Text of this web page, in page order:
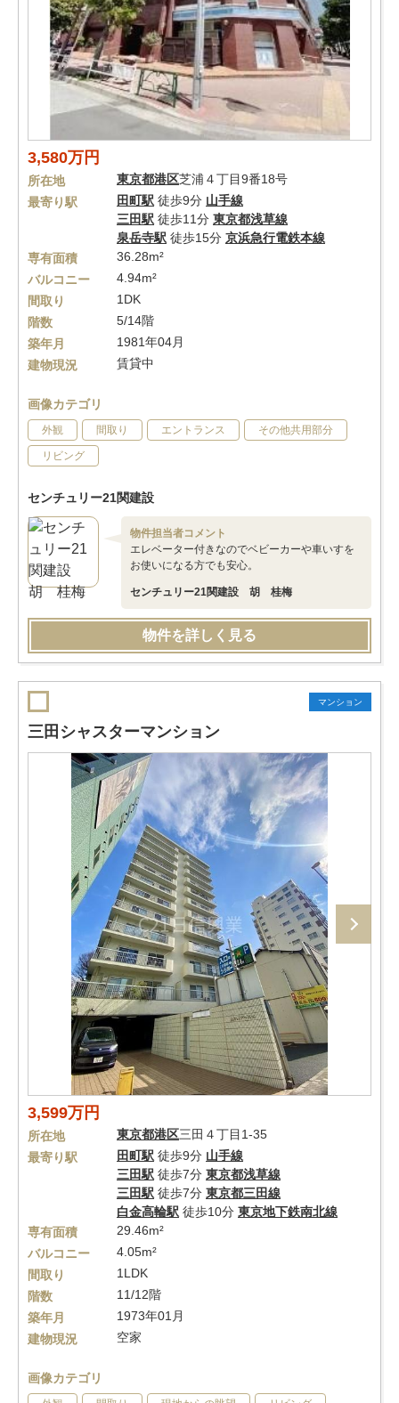
3,580万円
所在地 東京都港区芝浦４丁目9番18号
最寄り駅
田町駅 徒歩9分 山手線
三田駅 徒歩11分 東京都浅草線
泉岳寺駅 徒歩15分 京浜急行電鉄本線
専有面積
36.28m²
バルコニー
4.94m²
間取り
1DK
階数
5/14階
築年月
1981年04月
建物現況
賃貸中
画像カテゴリ
外観 間取り エントランス その他共用部分
リビング
センチュリー21関建設
物件担当者コメント
エレベーター付きなのでベビーカーや車いすを
お使いになる方でも安心。
センチュリー21関建設 胡 桂梅
物件を詳しく見る
マンション
三田シャスターマンション
3,599万円
所在地 東京都港区三田４丁目1-35
最寄り駅
田町駅 徒歩9分 山手線
三田駅 徒歩7分 東京都浅草線
三田駅 徒歩7分 東京都三田線
白金高輪駅 徒歩10分 東京地下鉄南北線
専有面積
29.46m²
バルコニー
4.05m²
間取り
1LDK
階数
11/12階
築年月
1973年01月
建物現況
空家
画像カテゴリ